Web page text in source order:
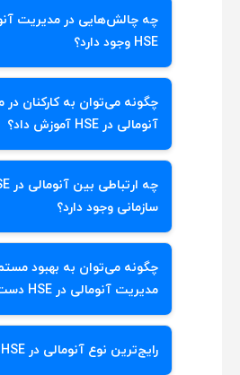
داده‌ها می‌توانند به
روندهای خطرناک کمک کنند
کنند.
چه چالش‌هایی در مدیریت
HSE وجود دارد؟
چالش‌هایی مانند عدم
دقیق و ناکافی بودن
ناهنجاری ها تأثیر بگذارد.
چگونه می‌توان به کارکنان در
آنومالی در HSE آموزش داد؟
برگزاری کارگاه‌ها و دوره‌های
درک و مدیریت ناهنجاری ها
HSE را برای کارکنان تسهیل کند.
سازمانی وجود دارد؟
به افزایش ایمنی و کارایی
درک و مدیریت ناهنجاری ها را
چگونه می‌توان به بهبود
مدیریت آنومالی در HSE دست یافت؟
با استفاده از بازخوردها و
سازمان‌ها می‌توانند درک و
رایج‌ترین نوع آنومالی در HSE چیست؟